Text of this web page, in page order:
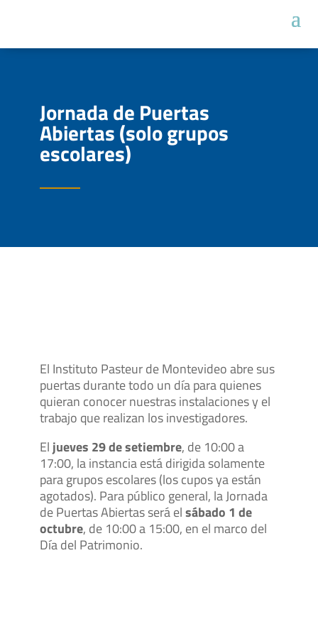
Jornada de Puertas
Abiertas (solo grupos
escolares)
El Instituto Pasteur de Montevideo abre sus
puertas durante todo un día para quienes
quieran conocer nuestras instalaciones y el
trabajo que realizan los investigadores.
El jueves 29 de setiembre, de 10:00 a
17:00, la instancia está dirigida solamente
para grupos escolares (los cupos ya están
agotados). Para público general, la Jornada
de Puertas Abiertas será elsábado 1 de
octubre, de 10:00 a 15:00, en el marco del
Día del Patrimonio.